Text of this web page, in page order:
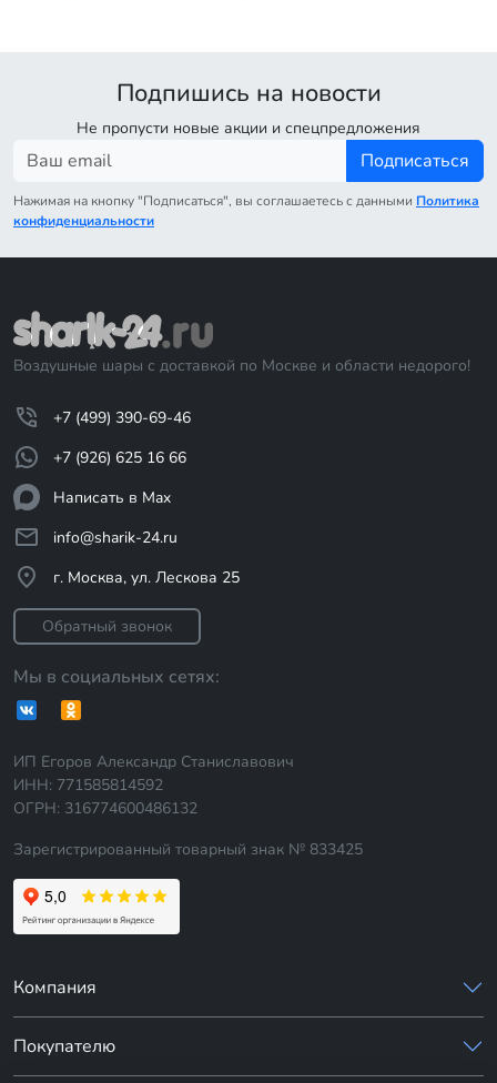
Подпишись на новости
Не пропусти новые акции и спецпредложения
Подписаться
Нажимая на кнопку "Подписаться", вы соглашаетесь с данными Политика
конфиденциальности
Воздушные шары с доставкой по Москве и области недорого!
+7 (499) 390-69-46
+7 (926) 625 16 66
Написать в Max
info@sharik-24.ru
г. Москва, ул. Лескова 25
Обратный звонок
Мы в социальных сетях:
ИП Егоров Александр Станиславович
ИНН: 771585814592
ОГРН: 316774600486132
Зарегистрированный товарный знак № 833425
Компания
Покупателю